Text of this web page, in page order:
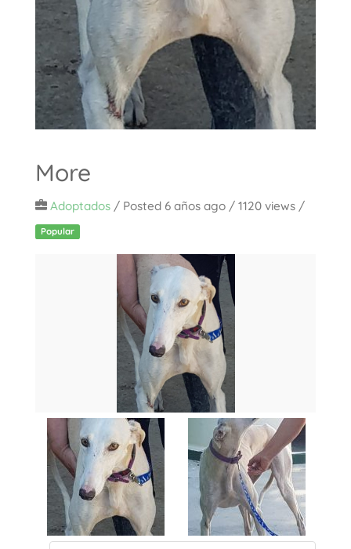
More
Adoptados/ Posted 6 años ago/ 1120 views /
Popular